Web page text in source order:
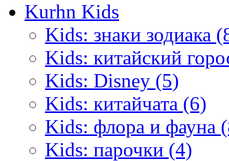
Kurhn Kids
Kids: знаки зодиака
Kids: китайский
Kids: Disney (5)
Kids: китайчата (6)
Kids: флора и фауна
Kids: парочки (4)